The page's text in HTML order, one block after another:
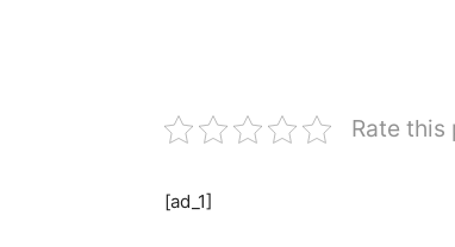
Rate this
[ad_1]